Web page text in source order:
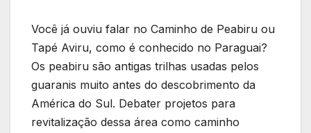
Você já ouviu falar no Caminho de Peabiru ou
Tapé Aviru, como é conhecido no Paraguai?
Os peabiru são antigas trilhas usadas pelos
guaranis muito antes do descobrimento da
América do Sul. Debater projetos para
revitalização dessa área como caminho